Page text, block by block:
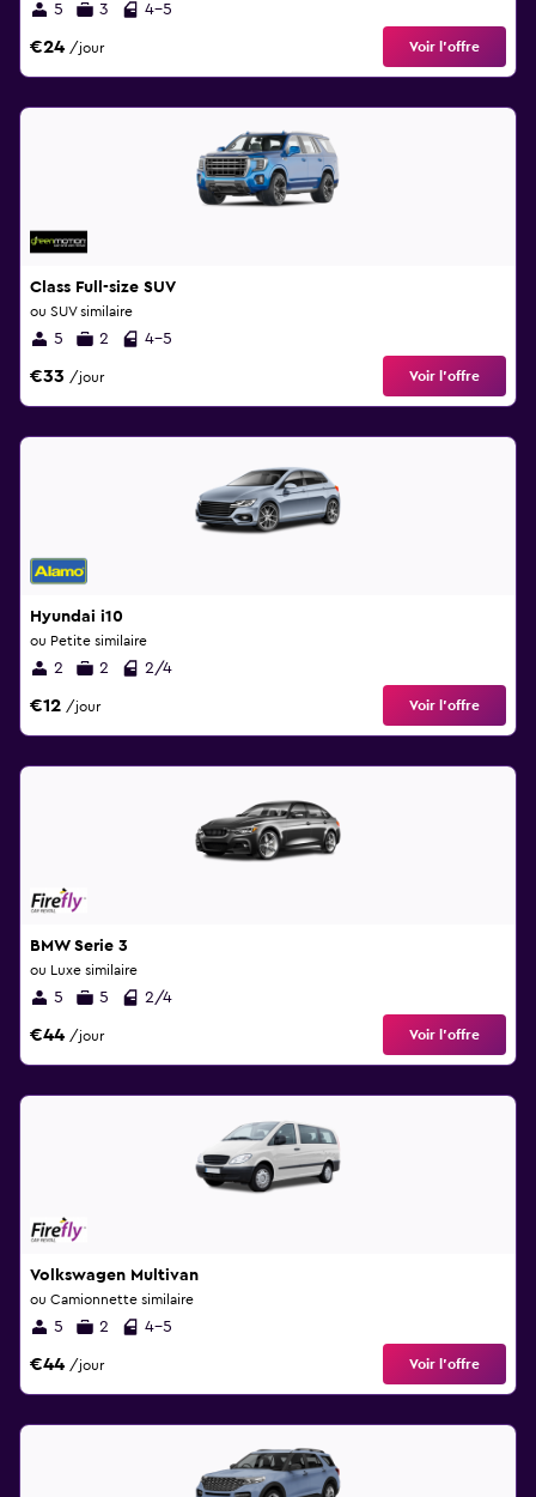
5 3 4-5
€24 /jour Voir l’offre
Class Full-size SUV
ou SUV similaire
5 2 4-5
€33 /jour Voir l’offre
Hyundai i10
ou Petite similaire
2 2 2/4
€12 /jour Voir l’offre
BMW Serie 3
ou Luxe similaire
5 5 2/4
€44 /jour Voir l’offre
Volkswagen Multivan
ou Camionnette similaire
5 2 4-5
€44 /jour Voir l’offre